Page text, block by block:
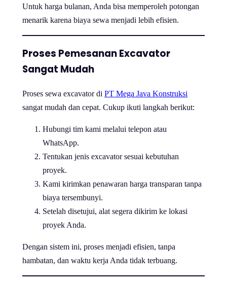
Untuk harga bulanan, Anda bisa memperoleh potongan
menarik karena biaya sewa menjadi lebih efisien.
Proses Pemesanan Excavator
Sangat Mudah
Proses sewa excavator di PT Mega Java Konstruksi
sangat mudah dan cepat. Cukup ikuti langkah berikut:
Hubungi tim kami melalui telepon atau
WhatsApp.
Tentukan jenis excavator sesuai kebutuhan
proyek.
Kami kirimkan penawaran harga transparan tanpa
biaya tersembunyi.
Setelah disetujui, alat segera dikirim ke lokasi
proyek Anda.
Dengan sistem ini, proses menjadi efisien, tanpa
hambatan, dan waktu kerja Anda tidak terbuang.